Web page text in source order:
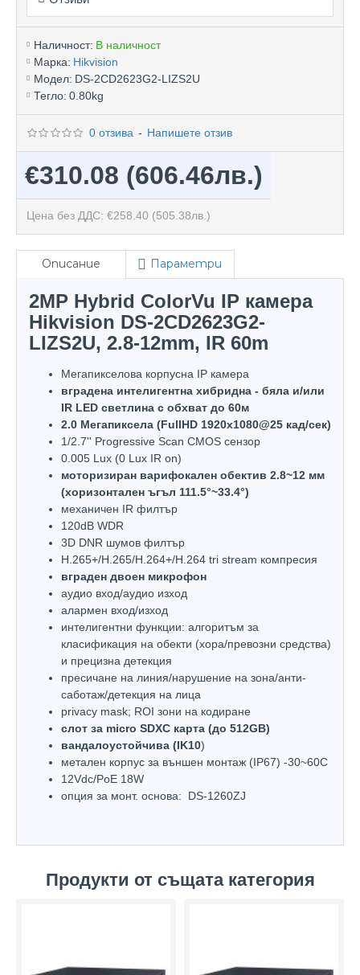
Наличност: В наличност
Марка: Hikvision
Модел: DS-2CD2623G2-LIZS2U
Тегло: 0.80kg
0 отзива - Напишете отзив
€310.08 (606.46лв.)
Цена без ДДС: €258.40 (505.38лв.)
Описание Параметри
2MP Hybrid ColorVu IP камера
Hikvision DS-2CD2623G2-
LIZS2U, 2.8-12mm, IR 60m
Мегапикселова корпусна IP камера
вградена интелигентна хибридна - бяла и/или
IR LED светлина с обхват до 60м
2.0 Мегапиксела (FullHD 1920x1080@25 кад/сек)
1/2.7'' Progressive Scan CMOS сензор
0.005 Lux (0 Lux IR on)
моторизиран варифокален обектив 2.8~12 мм
(хоризонтален ъгъл 111.5°~33.4°)
механичен IR филтър
120dB WDR
3D DNR шумов филтър
H.265+/H.265/H.264+/H.264 tri stream компресия
вграден двоен микрофон
аудио вход/аудио изход
алармен вход/изход
интелигентни функции: алгоритъм за
класификация на обекти (хора/превозни средства)
и прецизна детекция
пресичане на линия/нарушение на зона/анти-
саботаж/детекция на лица
privacy mask; ROI зони на кодиране
слот за micro SDXC карта (до 512GB)
вандалоустойчива (IK10)
метален корпус за външен монтаж (IP67) -30~60C
12Vdc/PoE 18W
опция за монт. основа: DS-1260ZJ
Продукти от същата категория